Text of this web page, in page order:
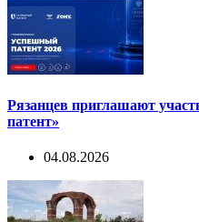
Рязанцев приглашают
патент»
04.08.2026